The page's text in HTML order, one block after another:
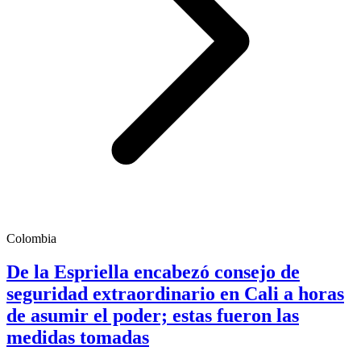
Colombia
De la Espriella encabezó consejo de
seguridad extraordinario en Cali a horas
de asumir el poder; estas fueron las
medidas tomadas